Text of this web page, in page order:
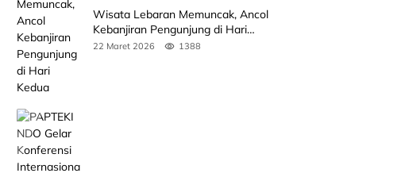
Wisata Lebaran Memuncak, Ancol
Kebanjiran Pengunjung di Hari
Kedua
22 Maret 2026 1388